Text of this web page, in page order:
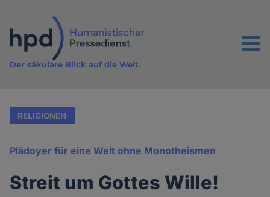
Inhalt
Menu
Der säkulare Blick auf die Welt.
RELIGIONEN
Plädoyer für eine Welt ohne Monotheismen
Streit um Gottes Wille!